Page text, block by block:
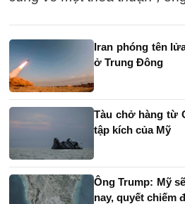
Iran phóng tên
ở Trung Đông
Tàu chở hàng từ
tập kích của Mỹ
Ông Trump: Mỹ
nay, quyết chiếm